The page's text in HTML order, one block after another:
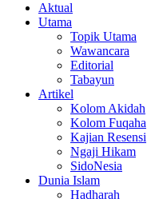
Aktual
Utama
Topik Utama
Wawancara
Editorial
Tabayun
Artikel
Kolom Akidah
Kolom Fuqaha
Kajian Resensi
Ngaji Hikam
SidoNesia
Dunia Islam
Hadharah